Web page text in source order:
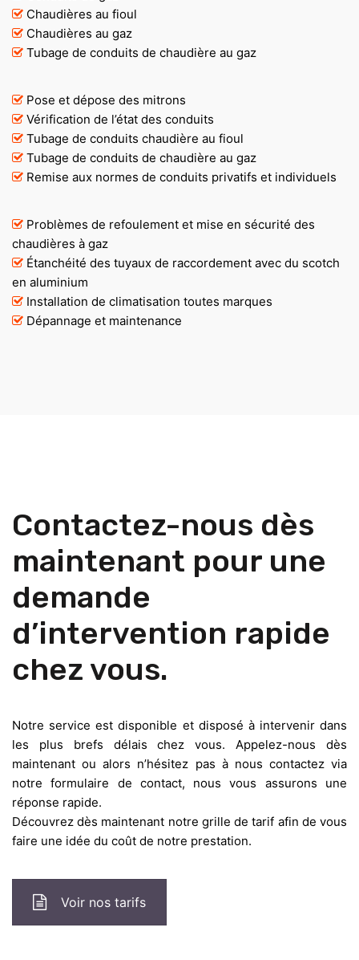
Chaudières au fioul
Chaudières au gaz
Tubage de conduits de chaudière au gaz
Pose et dépose des mitrons
Vérification de l’état des conduits
Tubage de conduits chaudière au fioul
Tubage de conduits de chaudière au gaz
Remise aux normes de conduits privatifs et individuels
Problèmes de refoulement et mise en sécurité des
chaudières à gaz
Étanchéité des tuyaux de raccordement avec du scotch
en aluminium
Installation de climatisation toutes marques
Dépannage et maintenance
Contactez-nous dès
maintenant pour une
demande
d’intervention rapide
chez vous.
Notre service est disponible et disposé à intervenir dans
les plus brefs délais chez vous. Appelez-nous dès
maintenant ou alors n’hésitez pas à nous contactez via
notre formulaire de contact, nous vous assurons une
réponse rapide.
Découvrez dès maintenant notre grille de tarif afin de vous
faire une idée du coût de notre prestation.
Voir nos tarifs